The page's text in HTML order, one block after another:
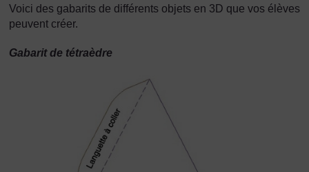
Voici des gabarits de différents objets en 3D que vos élèves
peuvent créer.
Gabarit de tétraèdre